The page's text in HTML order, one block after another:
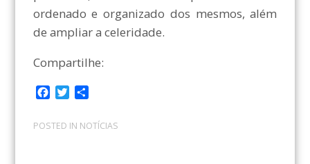
ordenado e organizado dos mesmos, além
de ampliar a celeridade.
Compartilhe:
c
e
i
t
m
p
POSTED IN NOTÍCIAS